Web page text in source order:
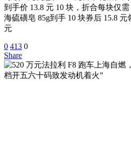
到手价 13.8 元 10 块，折合每块仅
海硫磺皂 85g到手 10 块券后 15.8
元
0 413 0
Share